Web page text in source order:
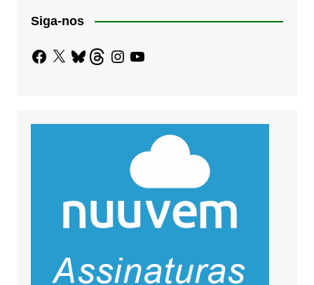
Siga-nos
Facebook
X BlueskyThreadsInstagram
YouTube